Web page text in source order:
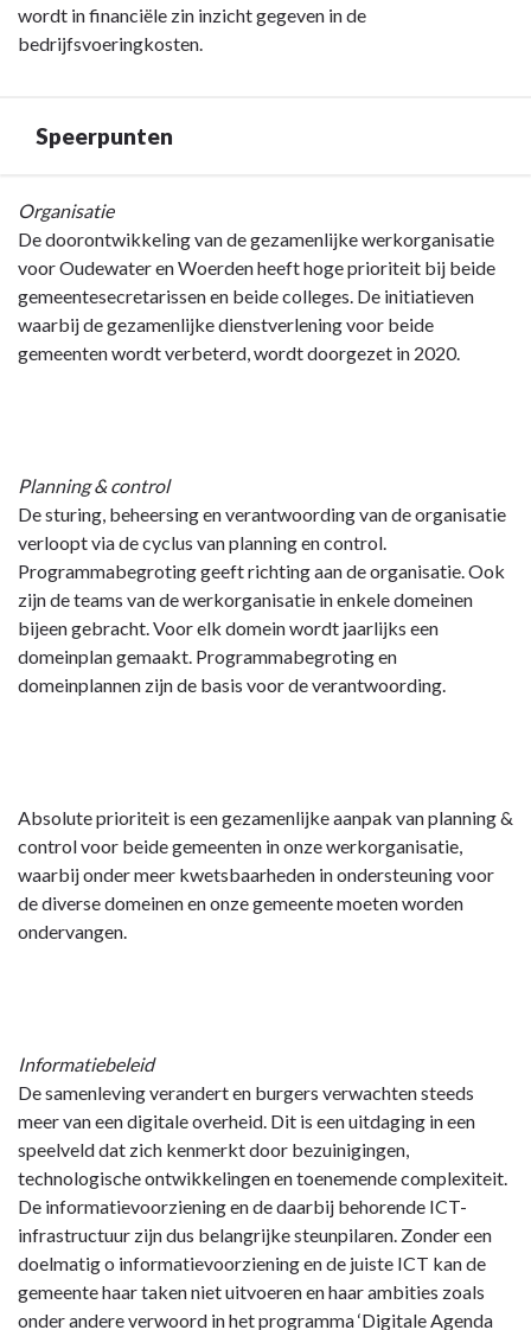
Bedrijfsvoering
van
deze
paragraaf?
wordt in financiële zin inzicht gegeven in de
bedrijfsvoeringkosten.
Speerpunten
Terug
naar
navigatie
Paragraaf
Organisatie
De doorontwikkeling van de gezamenlijke werkorganisatie
voor Oudewater en Woerden heeft hoge prioriteit bij beide
gemeentesecretarissen en beide colleges. De initiatieven
waarbij de gezamenlijke dienstverlening voor beide
gemeenten wordt verbeterd, wordt doorgezet in 2020.
Planning & control
De sturing, beheersing en verantwoording van de organisatie
verloopt via de cyclus van planning en control.
Programmabegroting geeft richting aan de organisatie. Ook
zijn de teams van de werkorganisatie in enkele domeinen
bijeen gebracht. Voor elk domein wordt jaarlijks een
domeinplan gemaakt. Programmabegroting en
domeinplannen zijn de basis voor de verantwoording.
Absolute prioriteit is een gezamenlijke aanpak van planning &
control voor beide gemeenten in onze werkorganisatie,
waarbij onder meer kwetsbaarheden in ondersteuning voor
de diverse domeinen en onze gemeente moeten worden
ondervangen.
Informatiebeleid
De samenleving verandert en burgers verwachten steeds
meer van een digitale overheid. Dit is een uitdaging in een
speelveld dat zich kenmerkt door bezuinigingen,
technologische ontwikkelingen en toenemende complexiteit.
De informatievoorziening en de daarbij behorende ICT-
infrastructuur zijn dus belangrijke steunpilaren. Zonder een
doelmatig o informatievoorziening en de juiste ICT kan de
gemeente haar taken niet uitvoeren en haar ambities zoals
onder andere verwoord in het programma ‘Digitale Agenda